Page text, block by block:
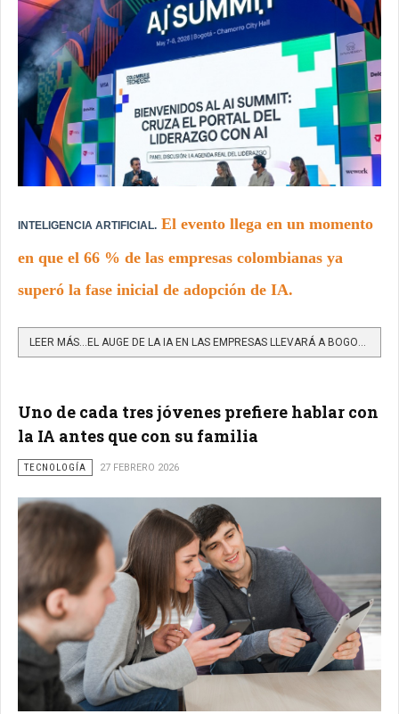
INTELIGENCIA ARTIFICIAL. El evento llega en un momento
en que el 66 % de las empresas colombianas ya
superó la fase inicial de adopción de IA.
LEER MÁS…EL AUGE DE LA IA EN LAS EMPRESAS LLEVARÁ A BOGOTÁ EL PRIMER AI SUMMIT DE LATINOAMÉRICA
Uno de cada tres jóvenes prefiere hablar con
la IA antes que con su familia
TECNOLOGÍA 27 FEBRERO 2026